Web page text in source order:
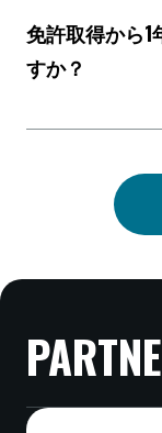
返却は18時までと
開店時間の10時に
免許取得から1
すか？
但し、一定の運転
に加え特別な運転
キャンセル方
が、24時間に
恐れ入りますが変